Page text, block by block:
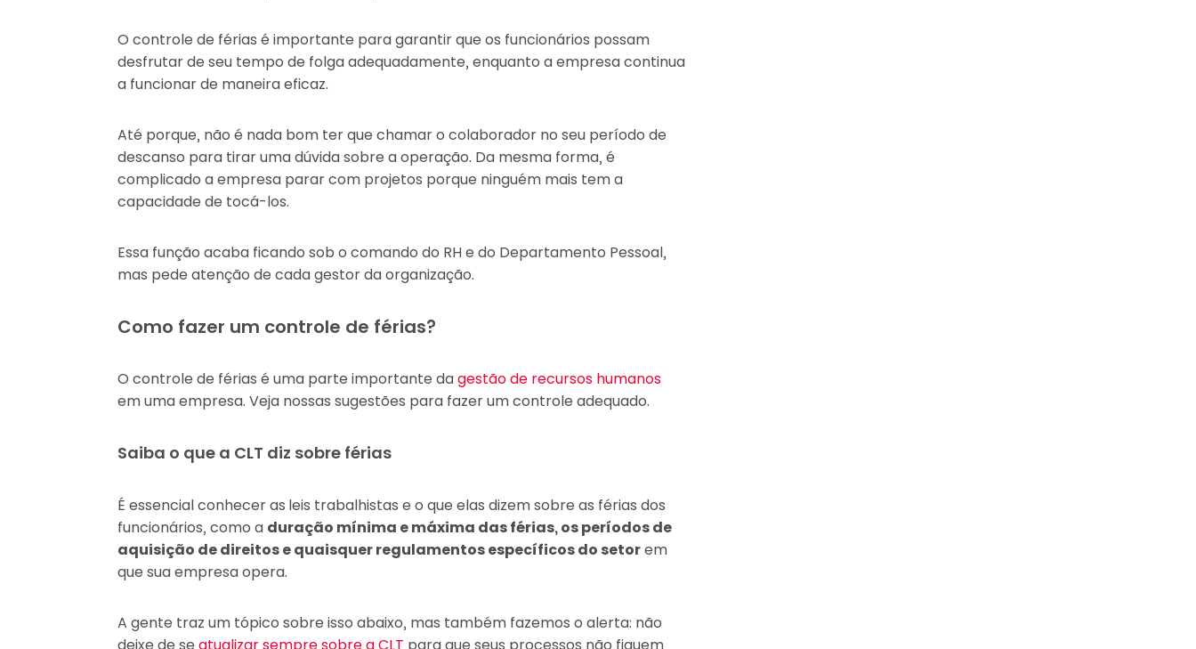
O controle de férias é importante para garantir que os funcionários possam
desfrutar de seu tempo de folga adequadamente, enquanto a empresa continua
a funcionar de maneira eficaz.
Até porque, não é nada bom ter que chamar o colaborador no seu período de
descanso para tirar uma dúvida sobre a operação. Da mesma forma, é
complicado a empresa parar com projetos porque ninguém mais tem a
capacidade de tocá-los.
Essa função acaba ficando sob o comando do RH e do Departamento Pessoal,
mas pede atenção de cada gestor da organização.
Como fazer um controle de férias?
O controle de férias é uma parte importante dagestão de recursos humanos
em uma empresa. Veja nossas sugestões para fazer um controle adequado.
Saiba o que a CLT diz sobre férias
É essencial conhecer as leis trabalhistas e o que elas dizem sobre as férias dos
funcionários, como a duração mínima e máxima das férias, os períodos de
aquisição de direitos e quaisquer regulamentos específicos do setorem
que sua empresa opera.
A gente traz um tópico sobre isso abaixo, mas também fazemos o alerta: não